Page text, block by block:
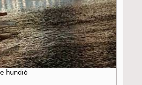
hundió